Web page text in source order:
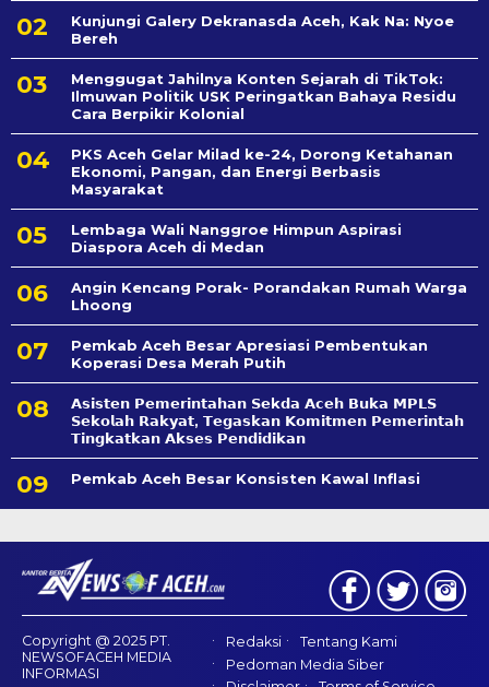
Kunjungi Galery Dekranasda Aceh, Kak Na: Nyoe
Bereh
Menggugat Jahilnya Konten Sejarah di TikTok:
Ilmuwan Politik USK Peringatkan Bahaya Residu
Cara Berpikir Kolonial
PKS Aceh Gelar Milad ke-24, Dorong Ketahanan
Ekonomi, Pangan, dan Energi Berbasis
Masyarakat
Lembaga Wali Nanggroe Himpun Aspirasi
Diaspora Aceh di Medan
Angin Kencang Porak- Porandakan Rumah Warga
Lhoong
Pemkab Aceh Besar Apresiasi Pembentukan
Koperasi Desa Merah Putih
𝗔𝘀𝗶𝘀𝘁𝗲𝗻 𝗣𝗲𝗺𝗲𝗿𝗶𝗻𝘁𝗮𝗵𝗮𝗻 𝗦𝗲k𝗱𝗮 𝗔𝗰𝗲𝗵 𝗕𝘂𝗸𝗮 𝗠𝗣𝗟𝗦
𝗦𝗲𝗸𝗼𝗹𝗮𝗵 𝗥𝗮𝗸𝘆𝗮𝘁, 𝗧𝗲𝗴𝗮𝘀𝗸𝗮𝗻 𝗞𝗼𝗺𝗶𝘁𝗺𝗲𝗻 𝗣𝗲𝗺𝗲𝗿𝗶𝗻𝘁𝗮𝗵
𝗧𝗶𝗻𝗴𝗸𝗮𝘁𝗸𝗮𝗻 𝗔𝗸𝘀𝗲𝘀 𝗣𝗲𝗻𝗱𝗶𝗱𝗶𝗸𝗮𝗻
Pemkab Aceh Besar Konsisten Kawal Inflasi
Copyright @ 2025 PT.
NEWSOFACEH MEDIA
INFORMASI
Redaksi
Tentang Kami
Pedoman Media Siber